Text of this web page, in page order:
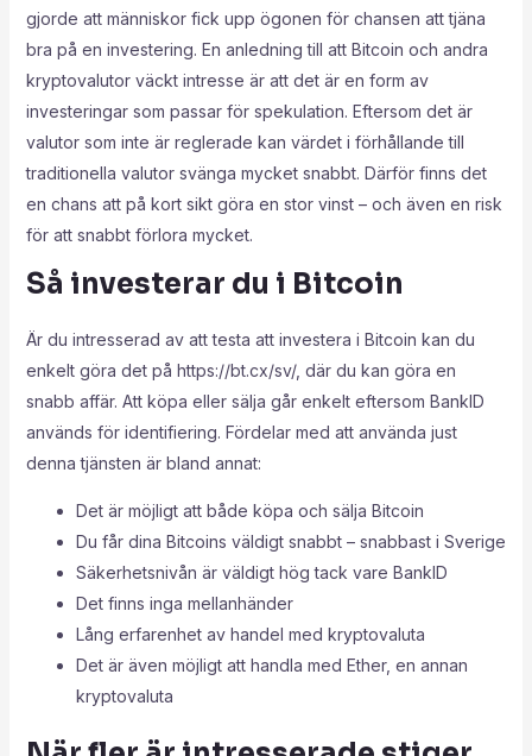
gjorde att människor fick upp ögonen för chansen att tjäna
bra på en investering. En anledning till att Bitcoin och andra
kryptovalutor väckt intresse är att det är en form av
investeringar som passar för spekulation. Eftersom det är
valutor som inte är reglerade kan värdet i förhållande till
traditionella valutor svänga mycket snabbt. Därför finns det
en chans att på kort sikt göra en stor vinst – och även en risk
för att snabbt förlora mycket.
Så investerar du i Bitcoin
Är du intresserad av att testa att investera i Bitcoin kan du
enkelt göra det på https://bt.cx/sv/, där du kan göra en
snabb affär. Att köpa eller sälja går enkelt eftersom BankID
används för identifiering. Fördelar med att använda just
denna tjänsten är bland annat:
Det är möjligt att både köpa och sälja Bitcoin
Du får dina Bitcoins väldigt snabbt – snabbast i Sverige
Säkerhetsnivån är väldigt hög tack vare BankID
Det finns inga mellanhänder
Lång erfarenhet av handel med kryptovaluta
Det är även möjligt att handla med Ether, en annan
kryptovaluta